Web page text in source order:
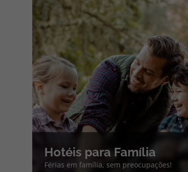
Hotéis para Família
Férias em família, sem preocupações!